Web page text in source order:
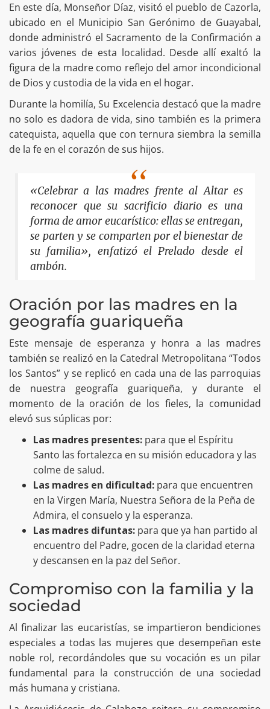
En este día, Monseñor Díaz, visitó el pueblo de Cazorla,
ubicado en el Municipio San Gerónimo de Guayabal,
donde administró el Sacramento de la Confirmación a
varios jóvenes de esta localidad. Desde allí exaltó la
figura de la madre como reflejo del amor incondicional
de Dios y custodia de la vida en el hogar.
Durante la homilía, Su Excelencia destacó que la madre
no solo es dadora de vida, sino también es la primera
catequista, aquella que con ternura siembra la semilla
de la fe en el corazón de sus hijos.
«Celebrar a las madres frente al Altar es
reconocer que su sacrificio diario es una
forma de amor eucarístico: ellas se entregan,
se parten y se comparten por el bienestar de
su familia», enfatizó el Prelado desde el
ambón.
Oración por las madres en la
geografía guariqueña
Este mensaje de esperanza y honra a las madres
también se realizó en la Catedral Metropolitana “Todos
los Santos” y se replicó en cada una de las parroquias
de nuestra geografía guariqueña, y durante el
momento de la oración de los fieles, la comunidad
elevó sus súplicas por:
Las madres presentes: para que el Espíritu
Santo las fortalezca en su misión educadora y las
colme de salud.
Las madres en dificultad: para que encuentren
en la Virgen María, Nuestra Señora de la Peña de
Admira, el consuelo y la esperanza.
Las madres difuntas: para que ya han partido al
encuentro del Padre, gocen de la claridad eterna
y descansen en la paz del Señor.
Compromiso con la familia y la
sociedad
Al finalizar las eucaristías, se impartieron bendiciones
especiales a todas las mujeres que desempeñan este
noble rol, recordándoles que su vocación es un pilar
fundamental para la construcción de una sociedad
más humana y cristiana.